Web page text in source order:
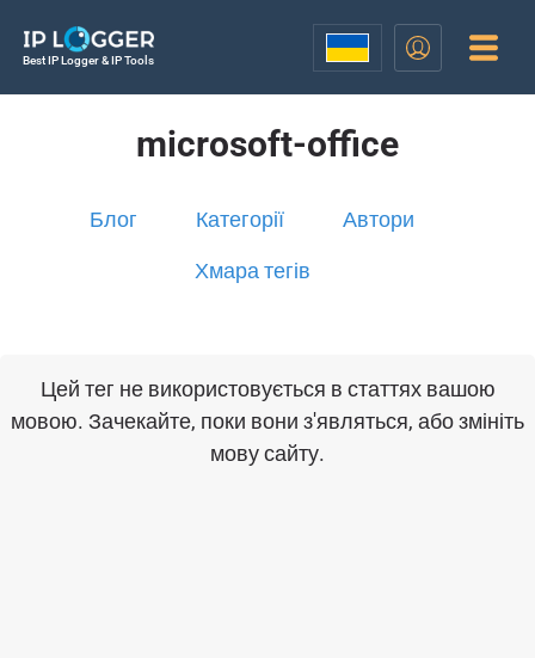
Best IP Logger & IP Tools
microsoft-office
Блог Категорії Автори
Хмара тегів